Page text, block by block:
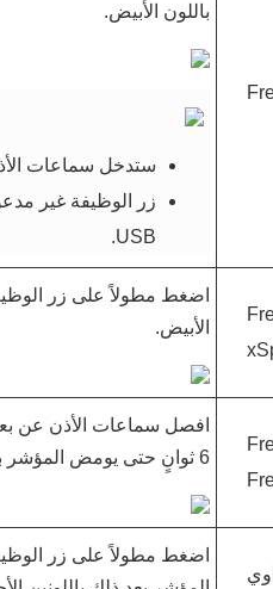
باللون الأبيض.
ستدخل سماعات
زر الوظيفة غير
USB.
الأبيض.
6 ثوانٍ حتى يومض المؤشر باللون الأبيض.